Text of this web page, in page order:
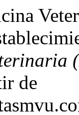
de